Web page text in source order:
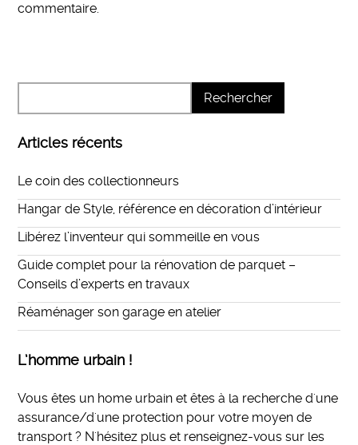
commentaire.
Articles récents
Le coin des collectionneurs
Hangar de Style, référence en décoration d’intérieur
Libérez l’inventeur qui sommeille en vous
Guide complet pour la rénovation de parquet –
Conseils d’experts en travaux
Réaménager son garage en atelier
L’homme urbain !
Vous êtes un home urbain et êtes à la recherche d'une
assurance/d'une protection pour votre moyen de
transport ? N'hésitez plus et renseignez-vous sur les